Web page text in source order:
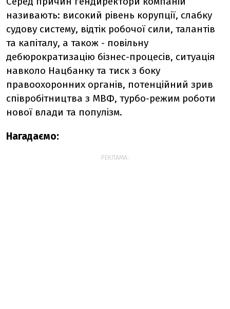
називають: високий рівень корупції, слабку
судову систему, відтік робочої сили, талантів
та капіталу, а також - повільну
дебюрократизацію бізнес-процесів, ситуація
навколо Нацбанку та тиск з боку
правоохоронних органів, потенційний зрив
співробітництва з МВФ, турбо-режим роботи
нової влади та популізм.
Нагадаємо:
РЕКЛАМА: